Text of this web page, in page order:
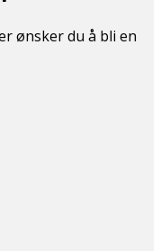
ønsker du å bli en